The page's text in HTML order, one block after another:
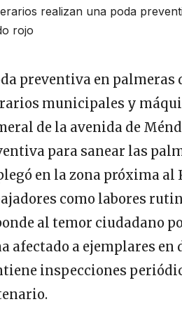
municipales y
de la avenida de
para sanear las
en la zona próxima
como labores
al temor ciudadano
afectado a ejemplares
inspecciones